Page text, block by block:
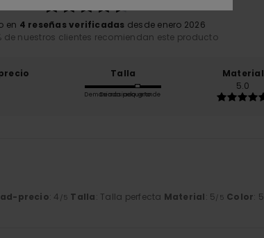
en 4 reseñas verificadas desde enero 2026
de nuestros clientes recomiendan este producto
Talla
Demasiado pequeño
Demasiado grande
Material
5.0
precio: 4 /5 Talla: Talla perfecta Material: 5/5 Color: 5